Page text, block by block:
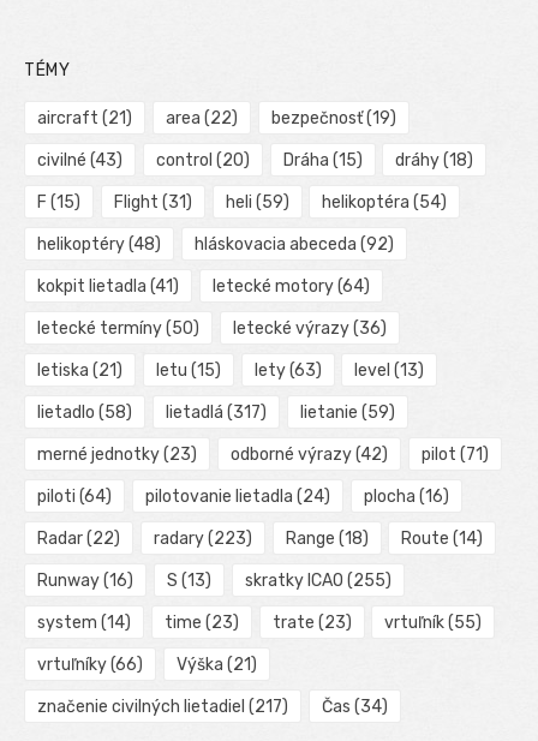
TÉMY
aircraft (21) area (22) bezpečnosť(19)
civilné (43) control (20) Dráha (15) dráhy(18)
F (15) Flight (31) heli (59) helikoptéra (54)
helikoptéry(48) hláskovacia abeceda (92)
kokpit lietadla (41) letecké motory(64)
letecké termíny(50) letecké výrazy(36)
letiska (21) letu (15) lety(63) level (13)
lietadlo (58) lietadlá (317) lietanie (59)
merné jednotky(23) odborné výrazy(42) pilot (71)
piloti (64) pilotovanie lietadla (24) plocha (16)
Radar(22) radary(223) Range (18) Route (14)
Runway(16) S (13) skratky ICAO (255)
system (14) time (23) trate (23) vrtuľník(55)
vrtuľníky(66) Výška (21)
značenie civilných lietadiel (217) Čas (34)